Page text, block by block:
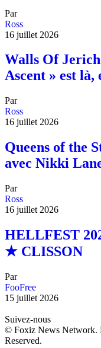
Par
Ross
16 juillet 2026
Walls Of
Ascent » est
Par
Ross
16 juillet 2026
Queens of the
avec Nikki
Par
Ross
16 juillet 2026
HELLFEST
★ CLISSON
Par
FooFree
15 juillet 2026
Suivez-nous
© Foxiz News Network.
Reserved.